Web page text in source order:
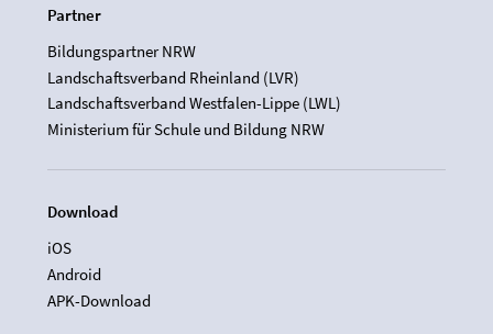
Partner
Bildungspartner NRW
Landschaftsverband Rheinland (LVR)
Landschaftsverband Westfalen-Lippe (LWL)
Ministerium für Schule und Bildung NRW
Download
iOS
Android
APK-Download